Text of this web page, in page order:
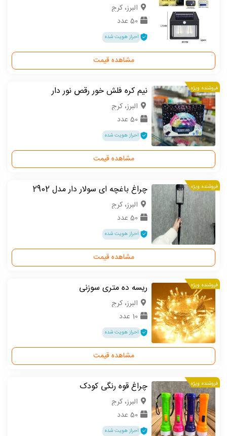
البرز، کرج
50 عدد
احراز هویت شده
مشاهده قیمت
فروشنده ویژه نیم کره فلش خور رقص نور دار
البرز، کرج
50 عدد
احراز هویت شده
مشاهده قیمت
فروشنده ویژه چراغ باغچه ای سولار دار مدل 2902
البرز، کرج
50 عدد
احراز هویت شده
مشاهده قیمت
فروشنده ویژه ریسه ده متری سوزنی
البرز، کرج
10 عدد
احراز هویت شده
مشاهده قیمت
فروشنده ویژه چراغ قوه رنگی کودک
البرز، کرج
50 عدد
احراز هویت شده